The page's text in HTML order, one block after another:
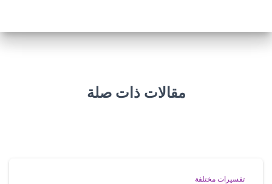
مقالات ذات صلة
تفسيرات مختلفة